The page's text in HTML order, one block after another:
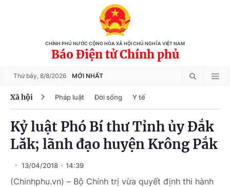
CHÍNH PHỦ NƯỚC CỘNG HÒA XÃ HỘI CHỦ NGHĨA VIỆT NAM
Báo Điện tử Chính phủ
Thứ bảy, 8/8/2026 MỚI NHẤT
Xã hội Pháp luật Đời sống Y tế
Kỷ luật Phó Bí thư Tỉnh ủy Đắk
Lăk; lãnh đạo huyện Krông Pắk
13/04/2018 14:39
(Chinhphu.vn) – Bộ Chính trị vừa quyết định thi hành